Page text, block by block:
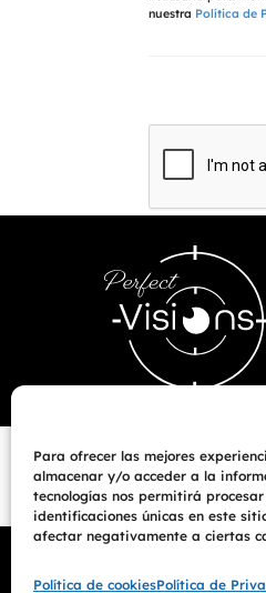
Para ofrecer las mejores
almacenar y/o acceder a la
tecnologías nos permitirá
identificaciones únicas en este
afectar negativamente a ciertas
Política de cookiesPolítica de
nuestra Política de
©2026